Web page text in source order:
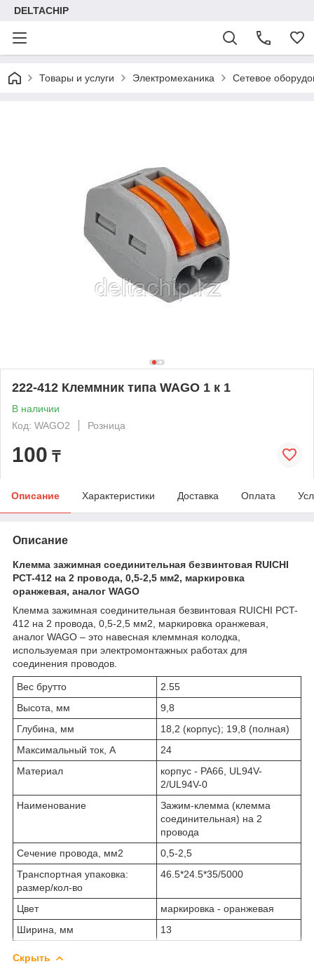
DELTACHIP
Товары и услуги Электромеханика Сетевое
222-412 Клеммник типа WAGO 1 к 1
В наличии
Код: WAGO2
Розница
100 ₸
Описание Характеристики Доставка Оплата
Описание
Клемма зажимная соединительная безвинтовая RUICHI
PCT-412 на 2 провода, 0,5-2,5 мм2, маркировка
оранжевая, аналог WAGO
Клемма зажимная соединительная безвинтовая RUICHI PCT-
412 на 2 провода, 0,5-2,5 мм2, маркировка оранжевая,
аналог WAGO – это навесная клеммная колодка,
используемая при электромонтажных работах для
соединения проводов.
Вес брутто
2.55
Высота, мм
9,8
Глубина, мм
18,2 (корпус); 19,8 (полная)
Максимальный ток, А
24
Материал
корпус - PA66, UL94V-
2/UL94V-0
Наименование
Зажим-клемма (клемма
соединительная) на 2
провода
Сечение провода, мм2
0,5-2,5
Транспортная упаковка:
размер/кол-во
46.5*24.5*35/5000
Цвет
маркировка - оранжевая
Ширина, мм
13
Скрыть